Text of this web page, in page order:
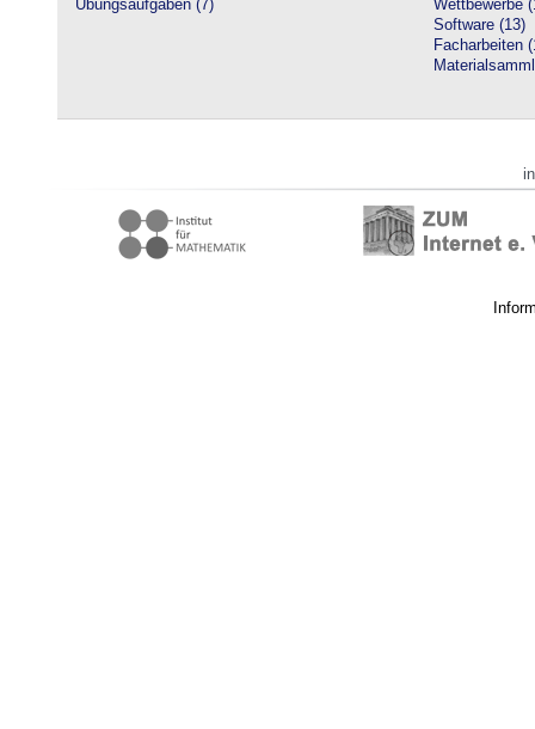
Übungsaufgaben (7)
Wettbewerbe
Software (13)
Facharbeiten